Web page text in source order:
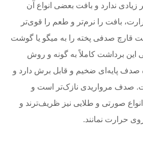
ندارد و بافت بعضی انواع آن
بافت را نرم‌تر و طعم را قوی‌تر
قارچ صدفی پخته را به میگو یا گوشت
این برداشت کاملاً به گونه و روش
پایه‌ای ضخیم و قابل برش دارد و
صدف مرواریدی نازک‌تر است و
صورتی و طلایی نیز ظریف‌ترند و
حرارت نمانند.